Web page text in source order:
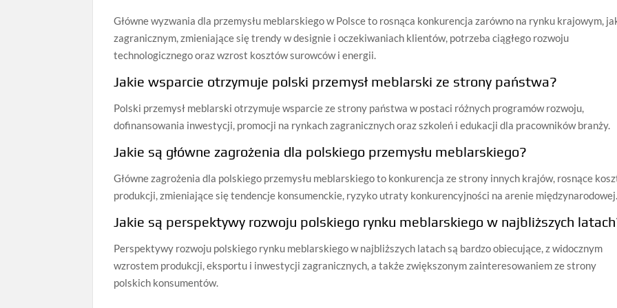
Główne wyzwania dla przemysłu meblarskiego w Polsce to rosnąca konkurencja zarówno na rynku krajowym,
zagranicznym, zmieniające się trendy w designie i oczekiwaniach klientów, potrzeba ciągłego rozwoju
technologicznego oraz wzrost kosztów surowców i energii.
Jakie wsparcie otrzymuje polski przemysł meblarski ze strony państwa?
Polski przemysł meblarski otrzymuje wsparcie ze strony państwa w postaci różnych programów rozwoju,
dofinansowania inwestycji, promocji na rynkach zagranicznych oraz szkoleń i edukacji dla pracowników branży.
Jakie są główne zagrożenia dla polskiego przemysłu meblarskiego?
Główne zagrożenia dla polskiego przemysłu meblarskiego to konkurencja ze strony innych krajów, rosnące
produkcji, zmieniające się tendencje konsumenckie, ryzyko utraty konkurencyjności na arenie międzynarodowej.
Jakie są perspektywy rozwoju polskiego rynku meblarskiego w najbliższych
Perspektywy rozwoju polskiego rynku meblarskiego w najbliższych latach są bardzo obiecujące, z widocznym
wzrostem produkcji, eksportu i inwestycji zagranicznych, a także zwiększonym zainteresowaniem ze strony
polskich konsumentów.